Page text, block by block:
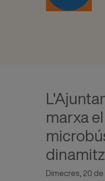
marxa
Dimecres, 20